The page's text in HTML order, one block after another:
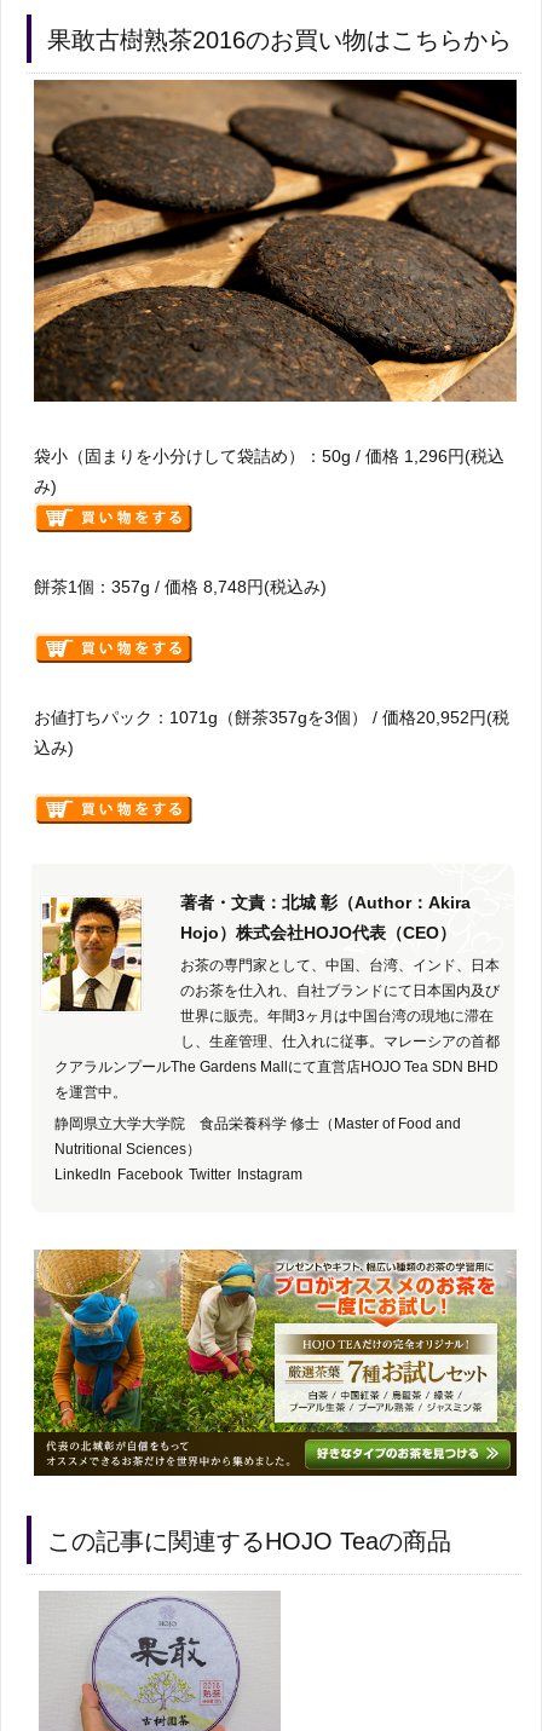
果敢古樹熟茶2016のお買い物はこちらから
袋小（固まりを小分けして袋詰め）：50g / 価格 1,296円(税込
み)
餅茶1個：357g / 価格 8,748円(税込み)
お値打ちパック：1071g（餅茶357gを3個） / 価格20,952円(税
込み)
著者・文責：北城 彰（Author：Akira
Hojo）株式会社HOJO代表（CEO）
お茶の専門家として、中国、台湾、インド、日本
のお茶を仕入れ、自社ブランドにて日本国内及び
世界に販売。年間3ヶ月は中国台湾の現地に滞在
し、生産管理、仕入れに従事。マレーシアの首都
クアラルンプールThe Gardens Mallにて直営店HOJO Tea SDN BHD
を運営中。
静岡県立大学大学院 食品栄養科学 修士（Master of Food and
Nutritional Sciences）
LinkedIn Facebook Twitter Instagram
この記事に関連するHOJO Teaの商品